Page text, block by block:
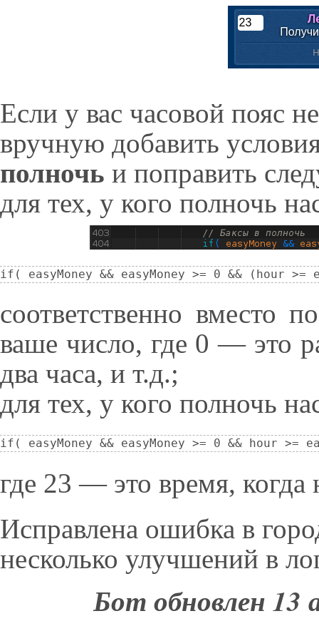
Если у вас часовой пояс
вручную добавить
полночь и поправить
для тех, у кого полночь
if( easyMoney && easyMoney >= 0 && (hour
соответственно вместо
ваше число, где 0 — это
два часа, и т.д.;
для тех, у кого полночь
if( easyMoney && easyMoney >= 0 && hour >=
где 23 — это время, когда
Исправлена ошибка в
несколько улучшений в
Бот обновлен 13